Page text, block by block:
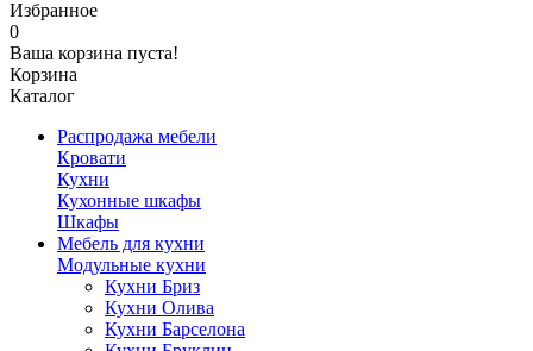
Избранное
0
Ваша корзина пуста!
Корзина
Каталог
Распродажа мебели
Кровати
Кухни
Кухонные шкафы
Шкафы
Мебель для кухни
Модульные кухни
Кухни Бриз
Кухни Олива
Кухни Барселона